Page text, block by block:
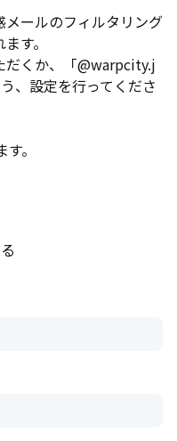
ールのフィルタリング
す。
だくか、「@warpcity.j
、設定を行ってくださ
。